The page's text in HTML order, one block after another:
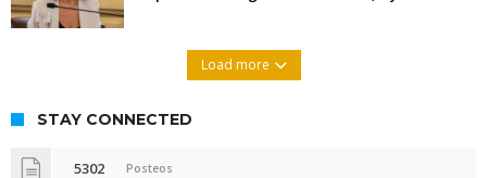
Load more
STAY CONNECTED
5302 Posteos